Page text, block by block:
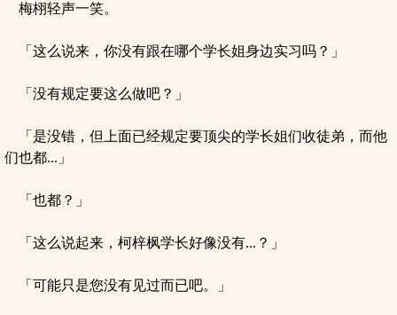
梅栩轻声一笑。
「这么说来，你没有跟在哪个学长姐身边实习吗？」
「没有规定要这么做吧？」
「是没错，但上面已经规定要顶尖的学长姐们收徒弟，而他
们也都...」
「也都？」
「这么说起来，柯梓枫学长好像没有...？」
「可能只是您没有见过而已吧。」